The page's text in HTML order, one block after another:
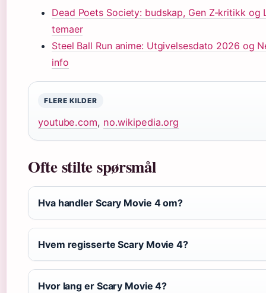
Dead Poets Society: budskap, Gen Z-kritikk og
temaer
Steel Ball Run anime: Utgivelsesdato 2026 og
info
FLERE KILDER
youtube.com, no.wikipedia.org
Ofte stilte spørsmål
Hva handler Scary Movie 4 om?
Hvem regisserte Scary Movie 4?
Hvor lang er Scary Movie 4?